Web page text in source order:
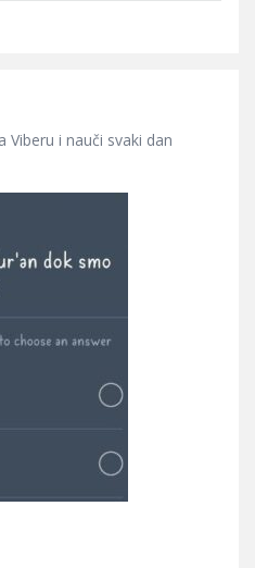
Viberu i nauči svaki dan